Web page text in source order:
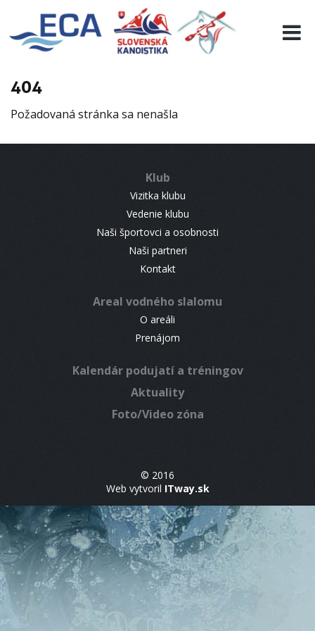
404
Požadovaná stránka sa nenašla
Klub
Vizitka klubu
Vedenie klubu
Naši športovci a osobnosti
Naši partneri
Kontakt
Areal vodného slalomu
O areáli
Prenájom
Kalendár podujatí a tréningov
Aktuality
Foto/Video zóna
© 2016
Web vytvoril ITway.sk
EURO 19
INFO
RESULTS
CONTACT